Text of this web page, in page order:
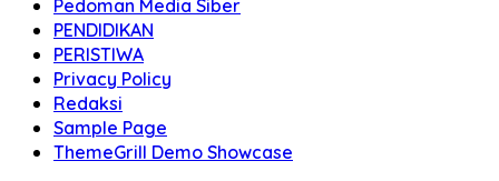
Pedoman Media Siber
PENDIDIKAN
PERISTIWA
Privacy Policy
Redaksi
Sample Page
ThemeGrill Demo Showcase